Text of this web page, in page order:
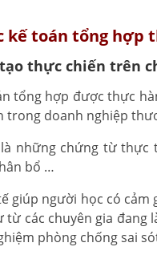
kế toán tổng hợp
thực chiến trên
tổng hợp được thực
trong doanh nghiệp
những chứng từ thực
bổ …
giúp người học có cảm
các chuyên gia
phòng chống sai